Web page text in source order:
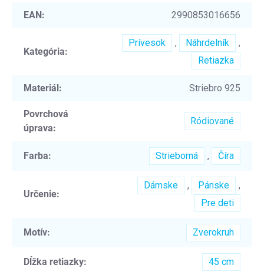
EAN: 2990853016656
Kategória:
Prívesok , Náhrdelník
,
Retiazka
Materiál: Striebro 925
Povrchová
úprava:
Ródiované
Farba: Strieborná , Číra
Určenie:
Dámske , Pánske
,
Pre deti
Motív: Zverokruh
Dĺžka retiazky: 45 cm